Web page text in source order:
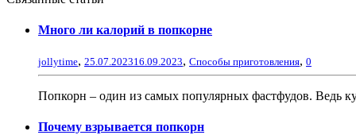
Много ли калорий в попкорне
jollytime, 25.07.202316.09.2023, Способы приготовления, 0
Попкорн – один из самых популярных фастфудов. Ведь
Почему взрывается попкорн